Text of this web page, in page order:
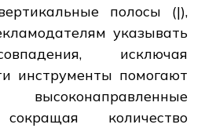
полосы (|),
указывать
исключая
инструменты помогают
количество